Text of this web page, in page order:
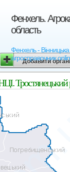
Фенхель.
область
Фенхель - Вінницька
агросправочник
Добавити
Тростянецький